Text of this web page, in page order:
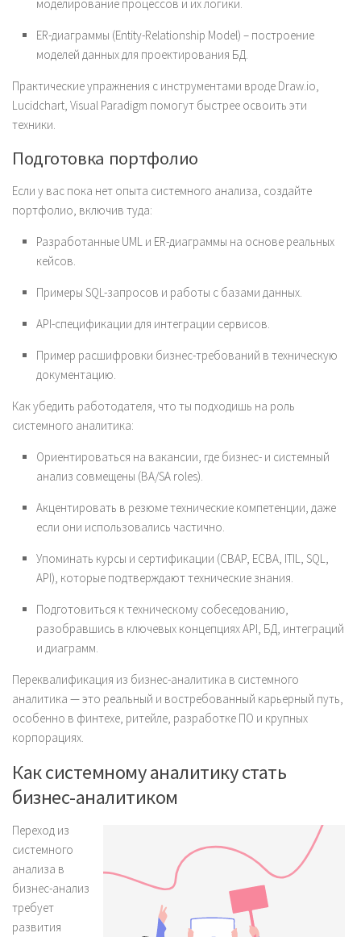
моделирование процессов и их логики.
ER-диаграммы (Entity-Relationship Model) – построение
моделей данных для проектирования БД.
Практические упражнения с инструментами вроде Draw.io,
Lucidchart, Visual Paradigm помогут быстрее освоить эти
техники.
Подготовка портфолио
Если у вас пока нет опыта системного анализа, создайте
портфолио, включив туда:
Разработанные UML и ER-диаграммы на основе реальных
кейсов.
Примеры SQL-запросов и работы с базами данных.
API-спецификации для интеграции сервисов.
Пример расшифровки бизнес-требований в техническую
документацию.
Как убедить работодателя, что ты подходишь на роль
системного аналитика:
Ориентироваться на вакансии, где бизнес- и системный
анализ совмещены (BA/SA roles).
Акцентировать в резюме технические компетенции, даже
если они использовались частично.
Упоминать курсы и сертификации (CBAP, ECBA, ITIL, SQL,
API), которые подтверждают технические знания.
Подготовиться к техническому собеседованию,
разобравшись в ключевых концепциях API, БД, интеграций
и диаграмм.
Переквалификация из бизнес-аналитика в системного
аналитика — это реальный и востребованный карьерный путь,
особенно в финтехе, ритейле, разработке ПО и крупных
корпорациях.
Как системному аналитику стать
бизнес-аналитиком
Переход из
системного
анализа в
бизнес-анализ
требует
развития